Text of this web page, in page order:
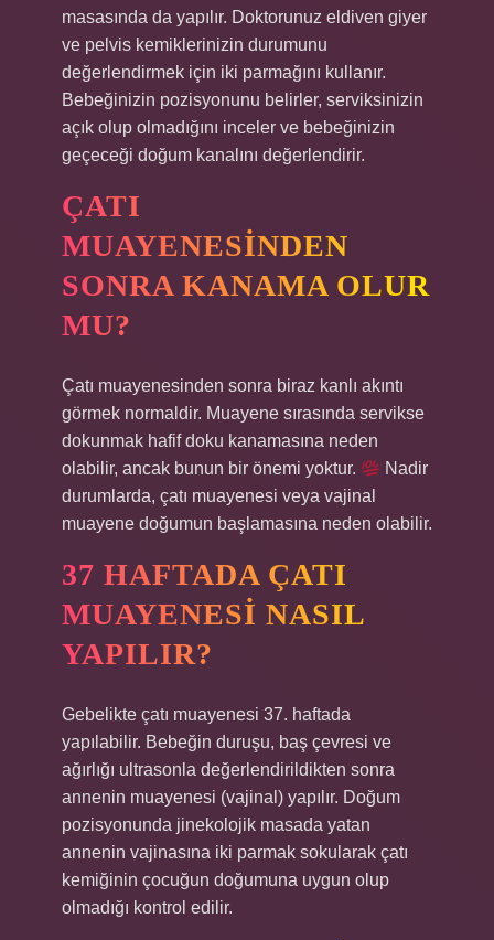
masasında da yapılır. Doktorunuz eldiven giyer
ve pelvis kemiklerinizin durumunu
değerlendirmek için iki parmağını kullanır.
Bebeğinizin pozisyonunu belirler, serviksinizin
açık olup olmadığını inceler ve bebeğinizin
geçeceği doğum kanalını değerlendirir.
ÇATI
MUAYENESINDEN
SONRA KANAMA OLUR
MU?
Çatı muayenesinden sonra biraz kanlı akıntı
görmek normaldir. Muayene sırasında servikse
dokunmak hafif doku kanamasına neden
olabilir, ancak bunun bir önemi yoktur.
Nadir
durumlarda, çatı muayenesi veya vajinal
muayene doğumun başlamasına neden olabilir.
37 HAFTADA ÇATI
MUAYENESI NASIL
YAPILIR?
Gebelikte çatı muayenesi 37. haftada
yapılabilir. Bebeğin duruşu, baş çevresi ve
ağırlığı ultrasonla değerlendirildikten sonra
annenin muayenesi (vajinal) yapılır. Doğum
pozisyonunda jinekolojik masada yatan
annenin vajinasına iki parmak sokularak çatı
kemiğinin çocuğun doğumuna uygun olup
olmadığı kontrol edilir.